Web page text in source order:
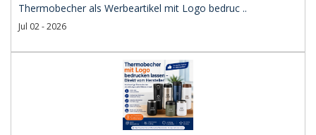
Thermobecher als Werbeartikel mit Logo bedruc ..
Jul 02 - 2026